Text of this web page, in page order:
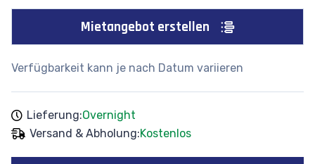
Mietangebot erstellen
Verfügbarkeit kann je nach Datum variieren
Lieferung:Overnight
Versand & Abholung:Kostenlos